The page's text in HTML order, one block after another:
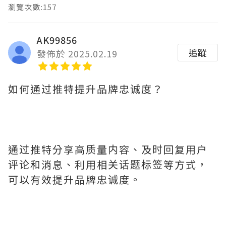
瀏覽次數:157
AK99856
發佈於 2025.02.19
追蹤
如何通过推特提升品牌忠诚度？
通过推特分享高质量内容、及时回复用户
评论和消息、利用相关话题标签等方式，
可以有效提升品牌忠诚度。